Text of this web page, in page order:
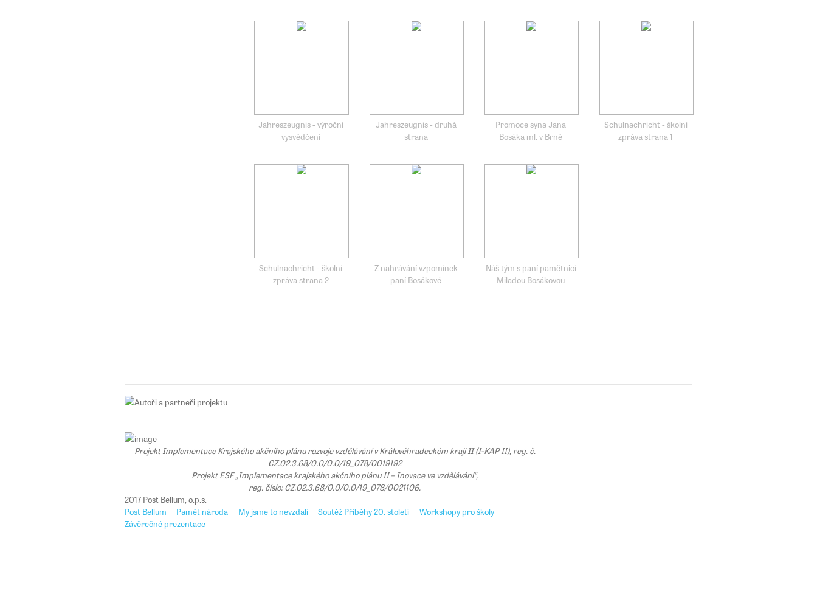
Jahreszeugnis - výroční
vysvědčení
Jahreszeugnis - druhá
strana
Promoce syna Jana
Bosáka ml. v Brně
Schulnachricht - školní
zpráva strana 1
Schulnachricht - školní
zpráva strana 2
Z nahrávání vzpomínek
paní Bosákové
Náš tým s paní pamětnicí
Miladou Bosákovou
Projekt Implementace Krajského akčního plánu rozvoje vzdělávání v Královéhradeckém kraji II (I-KAP II), reg. č.
CZ.02.3.68/0.0/0.0/19_078/0019192
Projekt ESF „Implementace krajského akčního plánu II – Inovace ve vzdělávání“,
reg. číslo: CZ.02.3.68/0.0/0.0/19_078/0021106.
2017 Post Bellum, o.p.s.
Post Bellum
Paměť národa My jsme to nevzdali Soutěž Příběhy 20. století
Workshopy pro školy
Závěrečné prezentace